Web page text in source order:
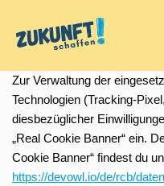
Zum
springen
Zur Verwaltung der
Technologien (Tracking-
diesbezüglicher
„Real Cookie Banner“ ein.
Cookie Banner“ findest du
https://devowl.io/de/rcb/